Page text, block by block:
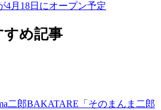
4月18日にオープン予定
すめ記事
二郎BAKATARE「そのまんま二郎